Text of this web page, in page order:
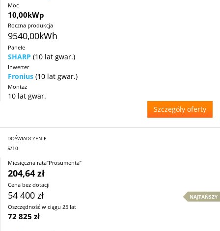
Moc
10,00kWp
Roczna produkcja
9540,00kWh
Panele
SHARP (10 lat gwar.)
Inwerter
Fronius (10 lat gwar.)
Montaż
10 lat gwar.
Szczegóły oferty
DOŚWIADCZENIE
5/10
Miesięczna rata”Prosumenta”
204,64 zł
Cena bez dotacji
54 400 zł NAJTAŃSZY
Oszczędność w ciągu 25 lat
72 825 zł